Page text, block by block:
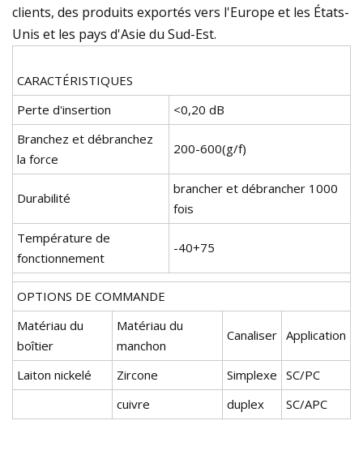
clients, des produits exportés vers l'Europe et les États-
Unis et les pays d'Asie du Sud-Est.
CARACTÉRISTIQUES
Perte d'insertion
<0,20 dB
Branchez et débranchez
la force
200-600(g/f)
Durabilité
brancher et débrancher 1000
fois
Température de
fonctionnement
-40+75
OPTIONS DE COMMANDE
Matériau du
boîtier
Matériau du
manchon
Canaliser Application
Laiton nickelé Zircone Simplexe SC/PC
cuivre
duplex SC/APC